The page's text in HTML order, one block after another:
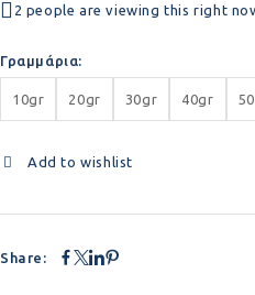
2 people are viewing this right
Γραμμάρια
10gr 20gr 30gr 40gr
Add to wishlist
Share: